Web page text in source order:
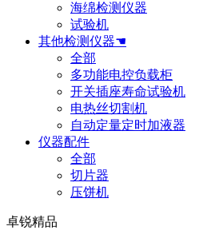
海绵检测仪器
试验机
其他检测仪器☚
全部
多功能电控负载柜
开关插座寿命试验机
电热丝切割机
自动定量定时加液器
仪器配件
全部
切片器
压饼机
卓锐精品